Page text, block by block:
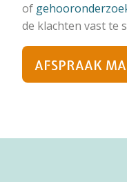
of
de klachten vast te
AFSPRAAK